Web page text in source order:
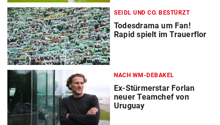
SEIDL UND CO. BESTÜRZT
Todesdrama um Fan!
Rapid spielt im Trauerflor
NACH WM-DEBAKEL
Ex-Stürmerstar Forlan
neuer Teamchef von
Uruguay